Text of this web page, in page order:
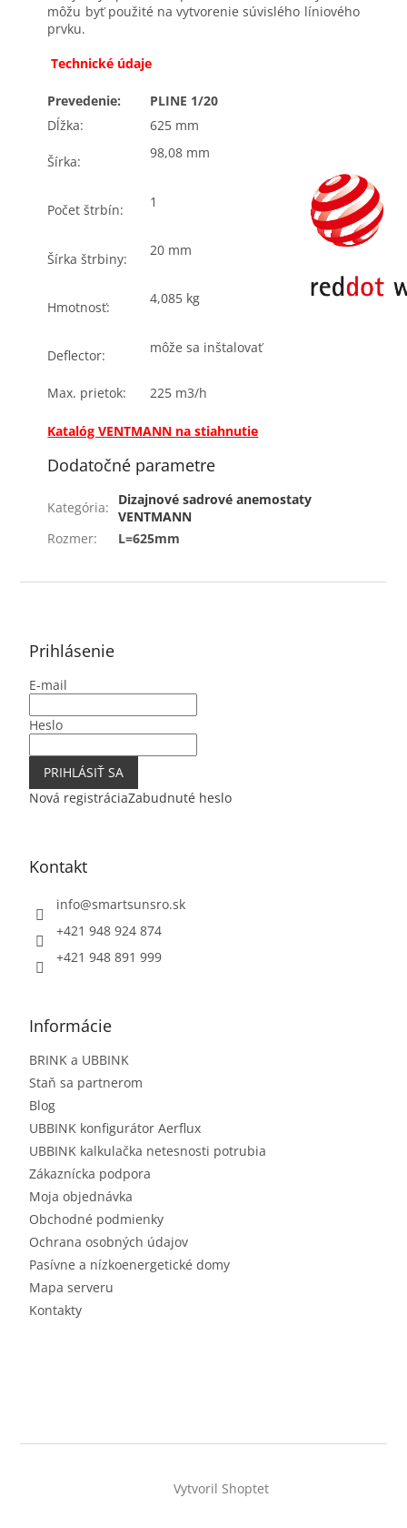
môžu byť použité na vytvorenie súvislého líniového
prvku.
Technické údaje
Prevedenie:
PLINE 1/20
Dĺžka:
625 mm
Šírka:
98,08 mm
Počet štrbín: 1
Šírka štrbiny:
20 mm
Hmotnosť:
4,085 kg
Deflector: môže sa inštalovať
Max. prietok: 225 m3/h
Katalóg VENTMANN na stiahnutie
Dodatočné parametre
Kategória:
Dizajnové sadrové anemostaty
VENTMANN
Rozmer: L=625mm
Prihlásenie
E-mail
Heslo
PRIHLÁSIŤ SA
Nová registráciaZabudnuté heslo
Kontakt
info@smartsunsro.sk
+421 948 924 874
+421 948 891 999
Informácie
BRINK a UBBINK
Staň sa partnerom
Blog
UBBINK konfigurátor Aerflux
UBBINK kalkulačka netesnosti potrubia
Zákaznícka podpora
Moja objednávka
Obchodné podmienky
Ochrana osobných údajov
Pasívne a nízkoenergetické domy
Mapa serveru
Kontakty
Vytvoril Shoptet